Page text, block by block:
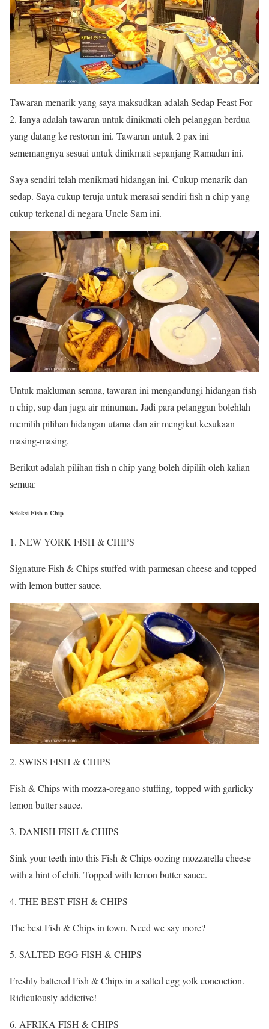
Tawaran menarik yang saya maksudkan adalah Sedap Feast For
2. Ianya adalah tawaran untuk dinikmati oleh pelanggan berdua
yang datang ke restoran ini. Tawaran untuk 2 pax ini
sememangnya sesuai untuk dinikmati sepanjang Ramadan ini.
Saya sendiri telah menikmati hidangan ini. Cukup menarik dan
sedap. Saya cukup teruja untuk merasai sendiri fish n chip yang
cukup terkenal di negara Uncle Sam ini.
Untuk makluman semua, tawaran ini mengandungi hidangan fish
n chip, sup dan juga air minuman. Jadi para pelanggan bolehlah
memilih pilihan hidangan utama dan air mengikut kesukaan
masing-masing.
Berikut adalah pilihan fish n chip yang boleh dipilih oleh kalian
semua:
Seleksi Fish n Chip
NEW YORK FISH & CHIPS
Signature Fish & Chips stuffed with parmesan cheese and topped
with lemon butter sauce.
SWISS FISH & CHIPS
Fish & Chips with mozza-oregano stuffing, topped with garlicky
lemon butter sauce.
DANISH FISH & CHIPS
Sink your teeth into this Fish & Chips oozing mozzarella cheese
with a hint of chili. Topped with lemon butter sauce.
THE BEST FISH & CHIPS
The best Fish & Chips in town. Need we say more?
SALTED EGG FISH & CHIPS
Freshly battered Fish & Chips in a salted egg yolk concoction.
Ridiculously addictive!
AFRIKA FISH & CHIPS